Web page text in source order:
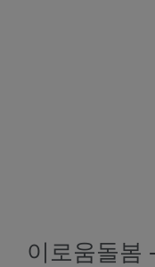
이로움돌봄